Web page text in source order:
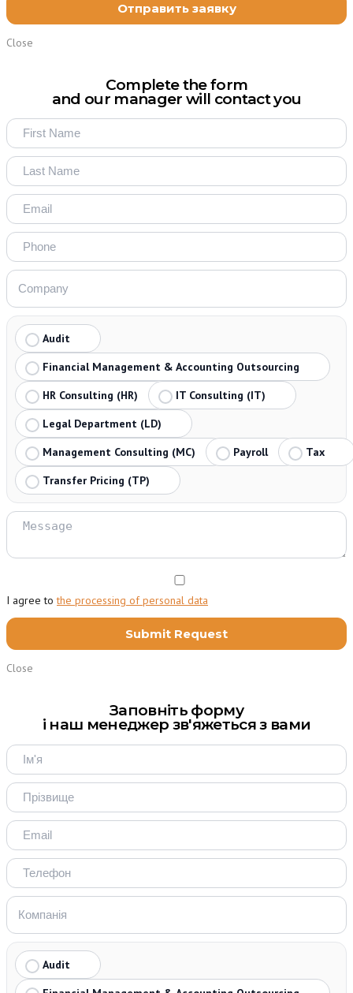
Close
Complete the form
and our manager will contact you
Audit
Financial Management & Accounting Outsourcing
HR Consulting (HR)
IT Consulting (IT)
Legal Department (LD)
Management Consulting (MC)
Payroll
Tax
Transfer Pricing (TP)
I agree tothe processing of personal data
Close
Заповніть форму
і наш менеджер зв'яжеться з вами
Audit